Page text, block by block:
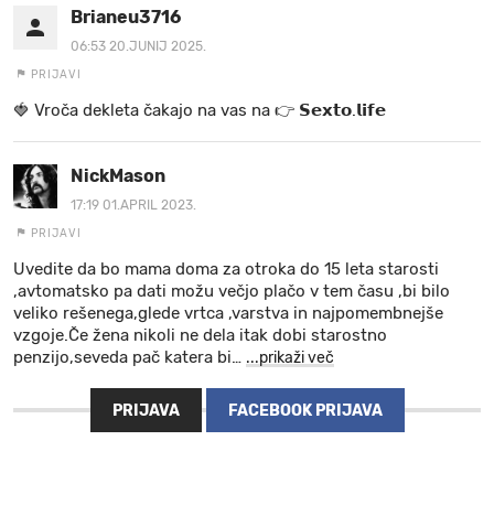
Brianeu3716
06:53 20.JUNIJ 2025.
PRIJAVI
🍓 V r o č a d e k l e t a ča k a jo na va s n a 👉 𝗦𝗲𝘅𝘁𝗼.𝗹𝗶𝗳𝗲
NickMason
17:19 01.APRIL 2023.
PRIJAVI
Uvedite da bo mama doma za otroka do 15 leta starosti
,avtomatsko pa dati možu večjo plačo v tem času ,bi bilo
veliko rešenega,glede vrtca ,varstva in najpomembnejše
vzgoje.Če žena nikoli ne dela itak dobi starostno
penzijo,seveda pač katera bi… ...prikaži več
PRIJAVA FACEBOOK PRIJAVA